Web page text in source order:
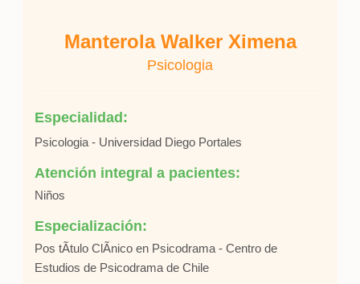
Manterola Walker Ximena
Psicologia
Especialidad:
Psicologia - Universidad Diego Portales
Atención integral a pacientes:
Niños
Especialización:
Pos tÃ­tulo ClÃ­nico en Psicodrama - Centro de
Estudios de Psicodrama de Chile